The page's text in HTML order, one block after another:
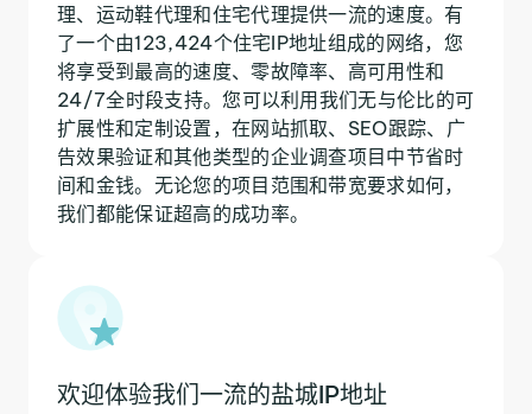
理、运动鞋代理和住宅代理提供一流的速度。有
了一个由123,424个住宅IP地址组成的网络，您
将享受到最高的速度、零故障率、高可用性和
24/7全时段支持。您可以利用我们无与伦比的可
扩展性和定制设置，在网站抓取、SEO跟踪、广
告效果验证和其他类型的企业调查项目中节省时
间和金钱。无论您的项目范围和带宽要求如何，
我们都能保证超高的成功率。
欢迎体验我们一流的盐城IP地址